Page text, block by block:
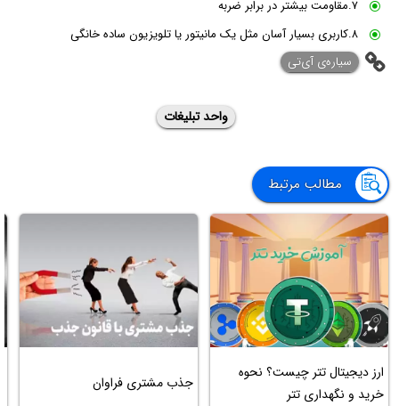
۷.مقاومت بیشتر در برابر ضربه
۸.کاربری بسیار آسان مثل یک مانیتور یا تلویزیون ساده خانگی
‌سیاره‌ی آی‌تی
واحد تبلیغات
مطالب مرتبط
ارز دیجیتال تتر چیست؟ نحوه
خرید و نگهداری تتر
جذب مشتری فراوان